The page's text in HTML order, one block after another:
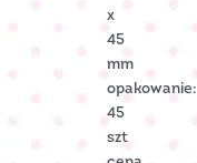
x
45
mm
opakowanie:
45
szt